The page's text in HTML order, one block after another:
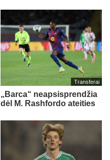
Transferai
„Barca“ neapsisprendžia
dėl M. Rashfordo ateities